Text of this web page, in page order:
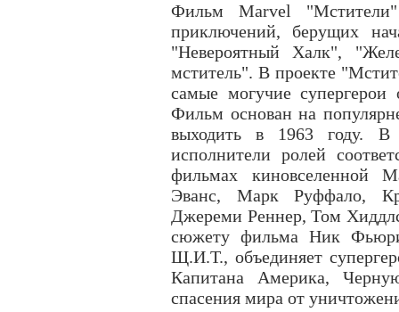
Фильм Marvel "Мстители"
приключений, берущих
"Невероятный Халк",
мститель". В проекте
самые могучие
Фильм основан на
выходить в 1963 году. В
исполнители ролей
фильмах киновселенной
Эванс, Марк Руффало,
Джереми Реннер, Том
сюжету фильма Ник Фьюри,
Щ.И.Т., объединяет
Капитана Америка,
спасения мира от